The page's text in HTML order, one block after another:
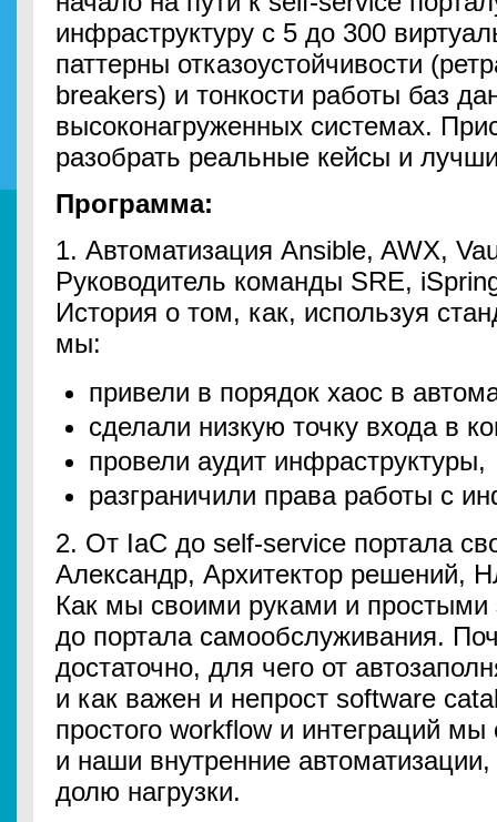
инфраструктуру с 5 до 300
паттерны отказоустойчивости
breakers) и тонкости работы баз
высоконагруженных системах.
разобрать реальные кейсы и
Программа:
1. Автоматизация Ansible, AWX,
Руководитель команды SRE,
История о том, как, используя
мы:
привели в порядок хаос в
сделали низкую точку входа в
провели аудит инфраструктуры,
разграничили права работы с
2. От IaC до self-service портала
Александр, Архитектор решений,
Как мы своими руками и
до портала самообслуживания.
достаточно, для чего от
и как важен и непрост software
простого workflow и интеграций
и наши внутренние
долю нагрузки.